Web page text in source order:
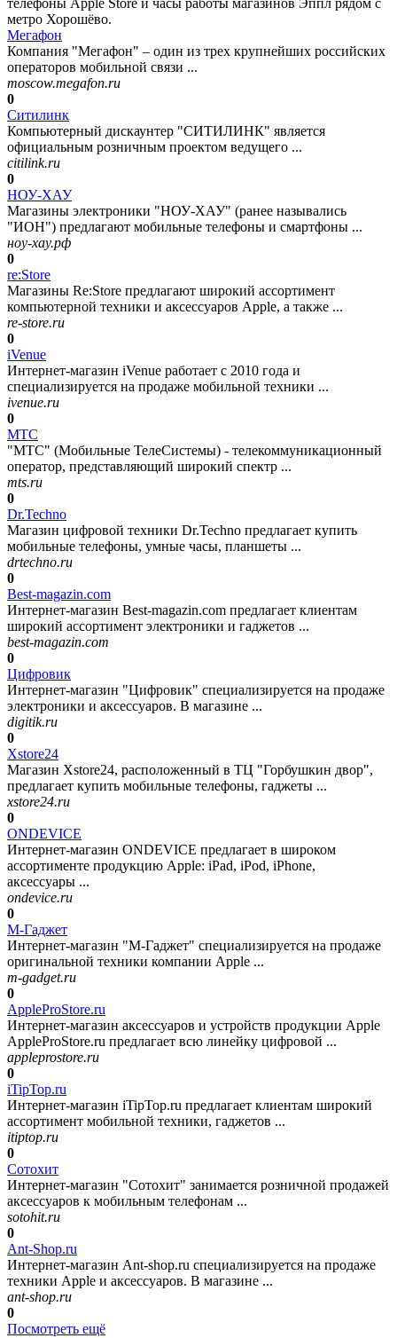
телефоны Apple Store и часы работы магазинов Эппл рядом с
метро Хорошёво.
Мегафон
Компания "Мегафон" – один из трех крупнейших российских
операторов мобильной связи ...
moscow.megafon.ru
0
Ситилинк
Компьютерный дискаунтер "СИТИЛИНК" является
официальным розничным проектом ведущего ...
citilink.ru
0
НОУ-ХАУ
Магазины электроники "НОУ-ХАУ" (ранее назывались
"ИОН") предлагают мобильные телефоны и смартфоны ...
ноу-хау.рф
0
re:Store
Магазины Re:Store предлагают широкий ассортимент
компьютерной техники и аксессуаров Apple, а также ...
re-store.ru
0
iVenue
Интернет-магазин iVenue работает с 2010 года и
специализируется на продаже мобильной техники ...
ivenue.ru
0
МТС
"МТС" (Мобильные ТелеСистемы) - телекоммуникационный
оператор, представляющий широкий спектр ...
mts.ru
0
Dr.Techno
Магазин цифровой техники Dr.Techno предлагает купить
мобильные телефоны, умные часы, планшеты ...
drtechno.ru
0
Best-magazin.com
Интернет-магазин Best-magazin.com предлагает клиентам
широкий ассортимент электроники и гаджетов ...
best-magazin.com
0
Цифровик
Интернет-магазин "Цифровик" специализируется на продаже
электроники и аксессуаров. В магазине ...
digitik.ru
0
Xstore24
Магазин Xstore24, расположенный в ТЦ "Горбушкин двор",
предлагает купить мобильные телефоны, гаджеты ...
xstore24.ru
0
ONDEVICE
Интернет-магазин ONDEVICE предлагает в широком
ассортименте продукцию Apple: iPad, iPod, iPhone,
аксессуары ...
ondevice.ru
0
М-Гаджет
Интернет-магазин "М-Гаджет" специализируется на продаже
оригинальной техники компании Apple ...
m-gadget.ru
0
AppleProStore.ru
Интернет-магазин аксессуаров и устройств продукции Apple
AppleProStore.ru предлагает всю линейку цифровой ...
appleprostore.ru
0
iTipTop.ru
Интернет-магазин iTipTop.ru предлагает клиентам широкий
ассортимент мобильной техники, гаджетов ...
itiptop.ru
0
Сотохит
Интернет-магазин "Сотохит" занимается розничной продажей
аксессуаров к мобильным телефонам ...
sotohit.ru
0
Ant-Shop.ru
Интернет-магазин Ant-shop.ru специализируется на продаже
техники Apple и аксессуаров. В магазине ...
ant-shop.ru
0
Посмотреть ещё